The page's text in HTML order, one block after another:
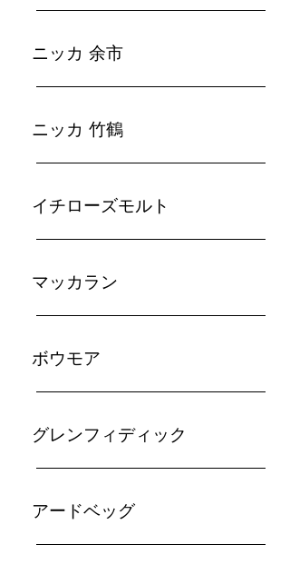
​ニッカ 余市
ニッカ 竹鶴
イチローズモルト
マッカラン
ボウモア
グレンフィディック
アードベッグ